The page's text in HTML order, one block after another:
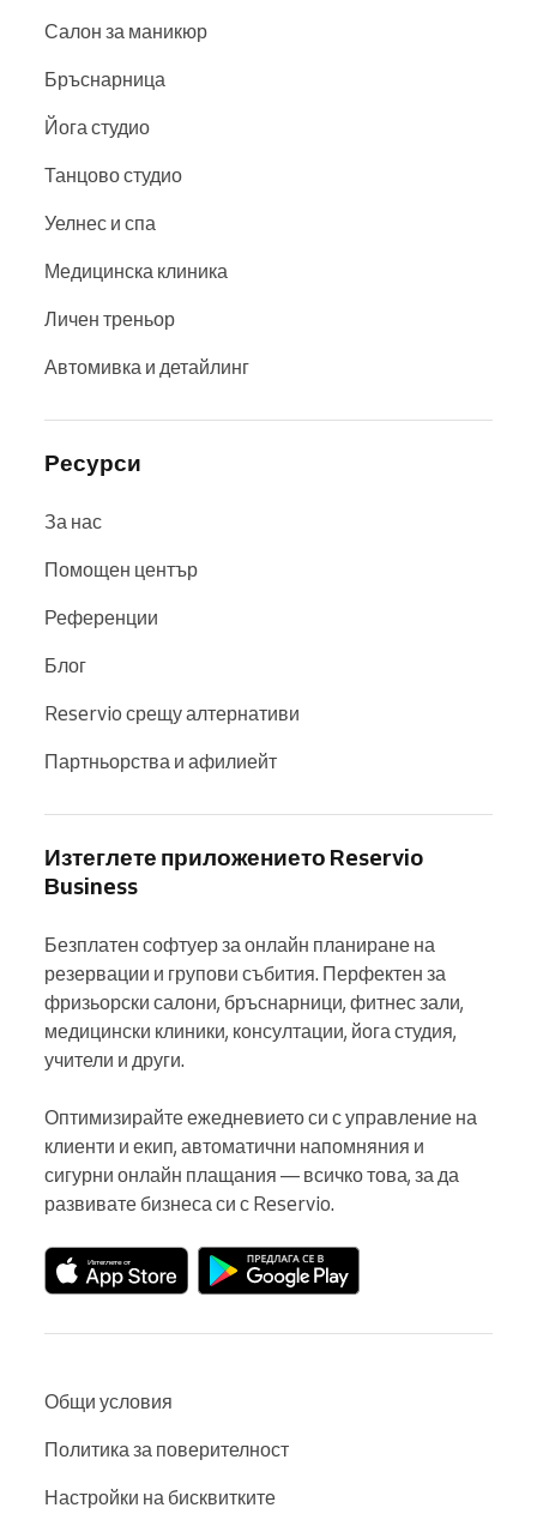
Салон за маникюр
Бръснарница
Йога студио
Танцово студио
Уелнес и спа
Медицинска клиника
Личен треньор
Автомивка и детайлинг
Ресурси
За нас
Помощен център
Референции
Блог
Reservio срещу алтернативи
Партньорства и афилиейт
Изтеглете приложението Reservio
Business
Безплатен софтуер за онлайн планиране на
резервации и групови събития. Перфектен за
фризьорски салони, бръснарници, фитнес зали,
медицински клиники, консултации, йога студия,
учители и други.
Оптимизирайте ежедневието си с управление на
клиенти и екип, автоматични напомняния и
сигурни онлайн плащания — всичко това, за да
развивате бизнеса си с Reservio.
Общи условия
Политика за поверителност
Настройки на бисквитките